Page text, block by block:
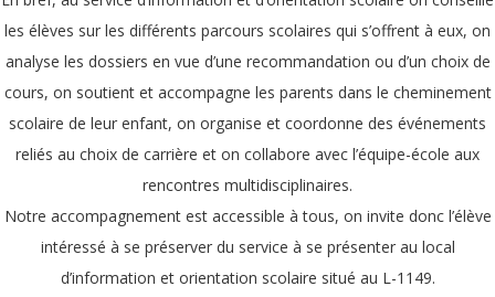
les élèves sur les différents parcours scolaires qui s’offrent à eux, on
analyse les dossiers en vue d’une recommandation ou d’un choix de
cours, on soutient et accompagne les parents dans le cheminement
scolaire de leur enfant, on organise et coordonne des événements
reliés au choix de carrière et on collabore avec l’équipe-école aux
rencontres multidisciplinaires.
Notre accompagnement est accessible à tous, on invite donc l’élève
intéressé à se préserver du service à se présenter au local
d’information et orientation scolaire situé au L-1149.